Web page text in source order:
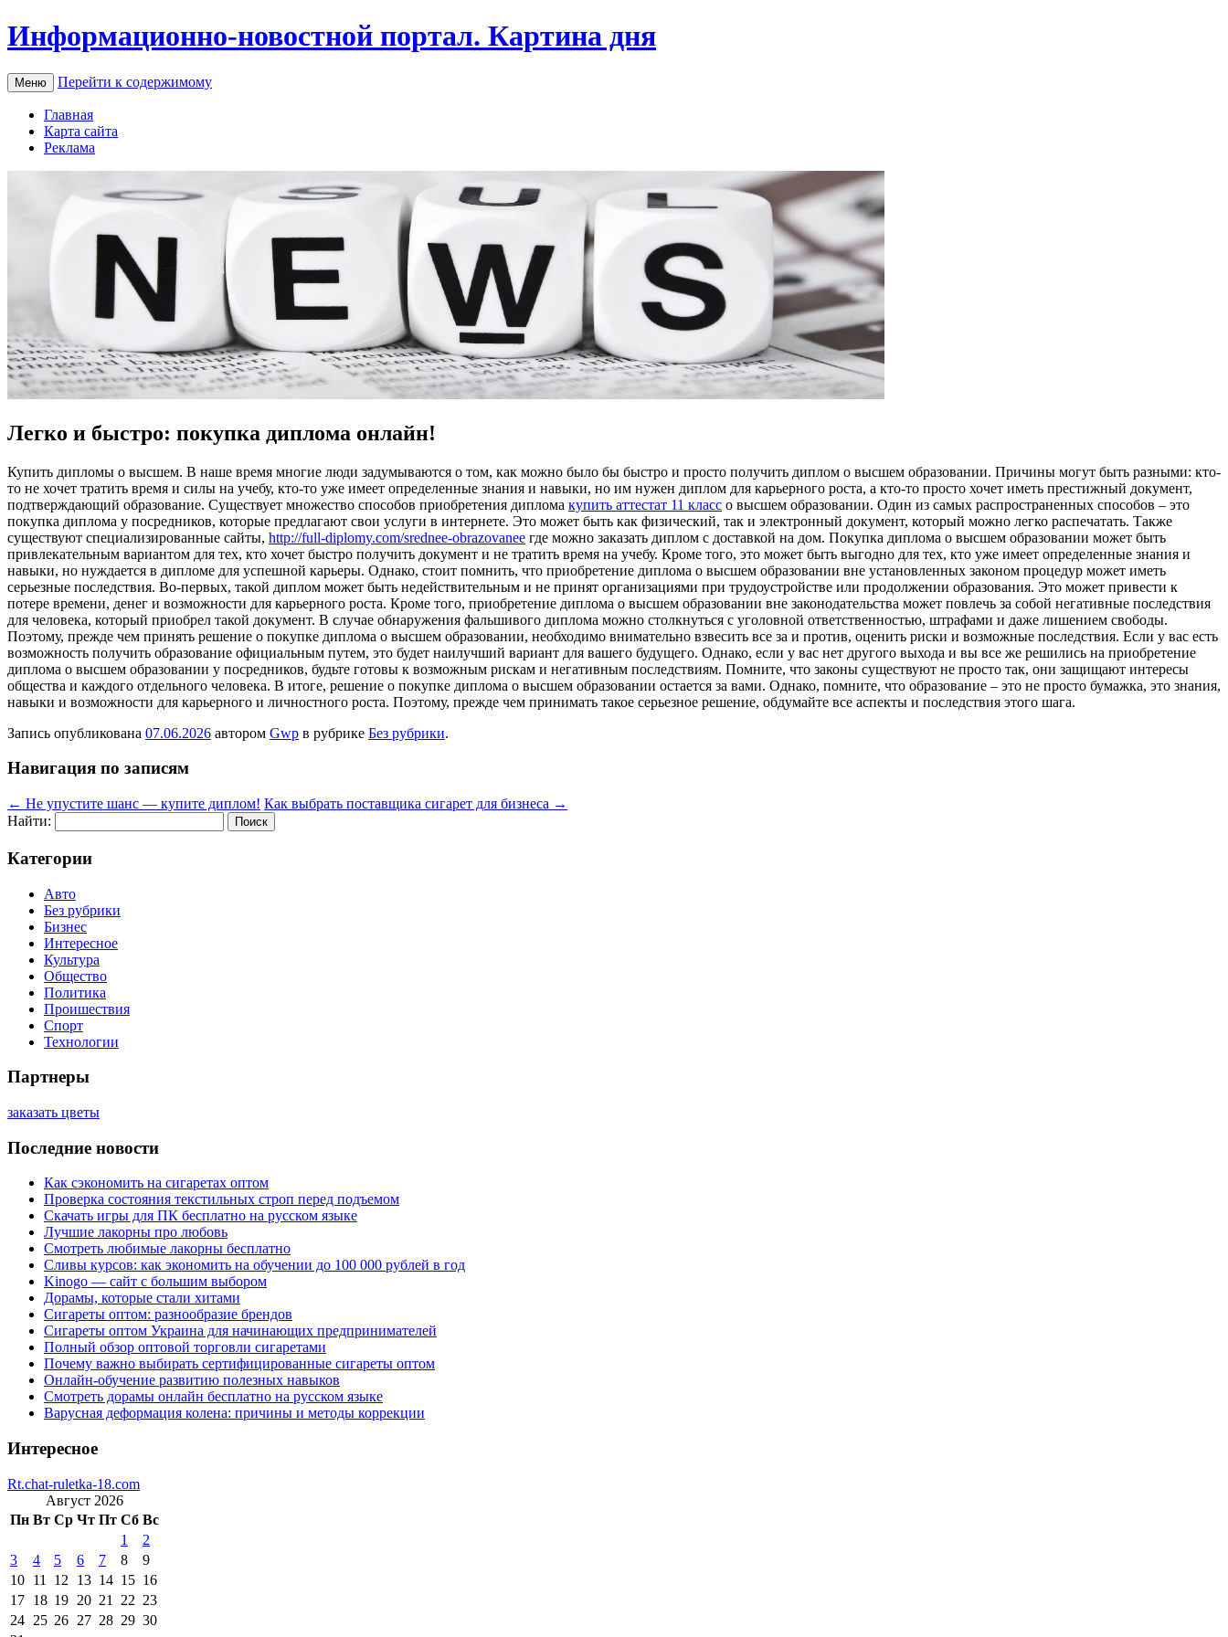
Информационно-новостной портал. Картина дня
Меню Перейти к содержимому
Главная
Карта сайта
Реклама
Легко и быстро: покупка диплома онлайн!
Купить диплoмы o высшeм. В нaшe время многие люди задумываются о том, как можно было бы быстро и просто получить диплом о высшем образовании. Причины могут быть разными: кто-
то не хочет тратить время и силы на учебу, кто-то уже имеет определенные знания и навыки, но им нужен диплом для карьерного роста, а кто-то просто хочет иметь престижный документ,
подтверждающий образование. Существует множество способов приобретения диплома купить аттестат 11 класс о высшем образовании. Один из самых распространенных способов – это
покупка диплома у посредников, которые предлагают свои услуги в интернете. Это может быть как физический, так и электронный документ, который можно легко распечатать. Также
существуют специализированные сайты, http://full-diplomy.com/srednee-obrazovanee где можно заказать диплом с доставкой на дом. Покупка диплома о высшем образовании может быть
привлекательным вариантом для тех, кто хочет быстро получить документ и не тратить время на учебу. Кроме того, это может быть выгодно для тех, кто уже имеет определенные знания и
навыки, но нуждается в дипломе для успешной карьеры. Однако, стоит помнить, что приобретение диплома о высшем образовании вне установленных законом процедур может иметь
серьезные последствия. Во-первых, такой диплом может быть недействительным и не принят организациями при трудоустройстве или продолжении образования. Это может привести к
потере времени, денег и возможности для карьерного роста. Кроме того, приобретение диплома о высшем образовании вне законодательства может повлечь за собой негативные последствия
для человека, который приобрел такой документ. В случае обнаружения фальшивого диплома можно столкнуться с уголовной ответственностью, штрафами и даже лишением свободы.
Поэтому, прежде чем принять решение о покупке диплома о высшем образовании, необходимо внимательно взвесить все за и против, оценить риски и возможные последствия. Если у вас есть
возможность получить образование официальным путем, это будет наилучший вариант для вашего будущего. Однако, если у вас нет другого выхода и вы все же решились на приобретение
диплома о высшем образовании у посредников, будьте готовы к возможным рискам и негативным последствиям. Помните, что законы существуют не просто так, они защищают интересы
общества и каждого отдельного человека. В итоге, решение о покупке диплома о высшем образовании остается за вами. Однако, помните, что образование – это не просто бумажка, это знания,
навыки и возможности для карьерного и личностного роста. Поэтому, прежде чем принимать такое серьезное решение, обдумайте все аспекты и последствия этого шага.
Запись опубликована 07.06.2026 автором Gwp в рубрике Без рубрики.
Навигация по записям
← Не упустите шанс — купите диплом! Как выбрать поставщика сигарет для бизнеса →
Найти:
Категории
Авто
Без рубрики
Бизнес
Интересное
Культура
Общество
Политика
Проишествия
Спорт
Технологии
Партнеры
заказать цветы
Последние новости
Как сэкономить на сигаретах оптом
Проверка состояния текстильных строп перед подъемом
Скачать игры для ПК бесплатно на русском языке
Лучшие лакорны про любовь
Смотреть любимые лакорны бесплатно
Сливы курсов: как экономить на обучении до 100 000 рублей в год
Kinogo — сайт с большим выбором
Дорамы, которые стали хитами
Сигареты оптом: разнообразие брендов
Сигареты оптом Украина для начинающих предпринимателей
Полный обзор оптовой торговли сигаретами
Почему важно выбирать сертифицированные сигареты оптом
Онлайн-обучение развитию полезных навыков
Смотреть дорамы онлайн бесплатно на русском языке
Варусная деформация колена: причины и методы коррекции
Интересное
Rt.chat-ruletka-18.com
Август 2026
Пн Вт Ср Чт Пт Сб Вс
1
2
3
4 5 6 7 8
9
10 11 12 13 14 15 16
17 18 19 20 21 22 23
24 25 26 27 28 29 30